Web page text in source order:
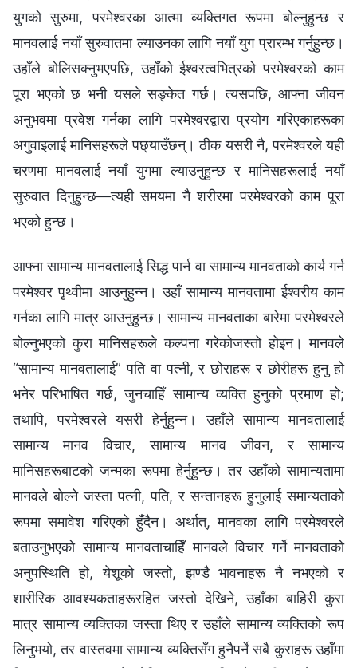
युगको सुरुमा, परमेश्‍वरका आत्मा व्यक्तिगत रूपमा बोल्नुहुन्छ र
मानवलाई नयाँ सुरुवातमा ल्याउनका लागि नयाँ युग प्रारम्भ गर्नुहुन्छ।
उहाँले बोलिसक्नुभएपछि, उहाँको ईश्‍वरत्वभित्रको परमेश्‍वरको काम
पूरा भएको छ भनी यसले सङ्केत गर्छ। त्यसपछि, आफ्ना जीवन
अनुभवमा प्रवेश गर्नका लागि परमेश्‍वरद्वारा प्रयोग गरिएकाहरूका
अगुवाइलाई मानिसहरूले पछ्याउँछन्। ठीक यसरी नै, परमेश्‍वरले यही
चरणमा मानवलाई नयाँ युगमा ल्याउनुहुन्छ र मानिसहरूलाई नयाँ
सुरुवात दिनुहुन्छ—त्यही समयमा नै शरीरमा परमेश्‍वरको काम पूरा
भएको हुन्छ।
आफ्ना सामान्य मानवतालाई सिद्ध पार्न वा सामान्य मानवताको कार्य गर्न
परमेश्‍वर पृथ्वीमा आउनुहुन्न। उहाँ सामान्य मानवतामा ईश्‍वरीय काम
गर्नका लागि मात्र आउनुहुन्छ। सामान्य मानवताका बारेमा परमेश्‍वरले
बोल्नुभएको कुरा मानिसहरूले कल्पना गरेकोजस्तो होइन। मानवले
“सामान्य मानवतालाई” पति वा पत्नी, र छोराहरू र छोरीहरू हुनु हो
भनेर परिभाषित गर्छ, जुनचाहिँ सामान्य व्यक्ति हुनुको प्रमाण हो;
तथापि, परमेश्‍वरले यसरी हेर्नुहुन्न। उहाँले सामान्य मानवतालाई
सामान्य मानव विचार, सामान्य मानव जीवन, र सामान्य
मानिसहरूबाटको जन्मका रूपमा हेर्नुहुन्छ। तर उहाँको सामान्यतामा
मानवले बोल्ने जस्ता पत्नी, पति, र सन्तानहरू हुनुलाई समान्यताको
रूपमा समावेश गरिएको हुँदैन। अर्थात्, मानवका लागि परमेश्‍वरले
बताउनुभएको सामान्य मानवताचाहिँ मानवले विचार गर्ने मानवताको
अनुपस्थिति हो, येशूको जस्तो, झण्डै भावनाहरू नै नभएको र
शारीरिक आवश्यकताहरूरहित जस्तो देखिने, उहाँका बाहिरी कुरा
मात्र सामान्य व्यक्तिका जस्ता थिए र उहाँले सामान्य व्यक्तिको रूप
लिनुभयो, तर वास्तवमा सामान्य व्यक्तिसँग हुनैपर्ने सबै कुराहरू उहाँमा